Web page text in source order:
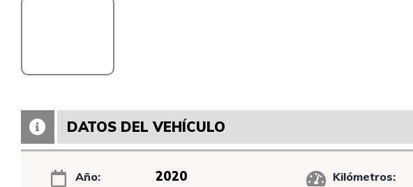
DATOS DEL VEHÍCULO
Año: 2020 Kilómetros: